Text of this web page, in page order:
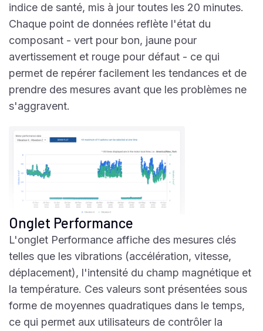
indice de santé, mis à jour toutes les 20 minutes.
Chaque point de données reflète l'état du
composant - vert pour bon, jaune pour
avertissement et rouge pour défaut - ce qui
permet de repérer facilement les tendances et de
prendre des mesures avant que les problèmes ne
s'aggravent.
Onglet Performance
L'onglet Performance affiche des mesures clés
telles que les vibrations (accélération, vitesse,
déplacement), l'intensité du champ magnétique et
la température. Ces valeurs sont présentées sous
forme de moyennes quadratiques dans le temps,
ce qui permet aux utilisateurs de contrôler la